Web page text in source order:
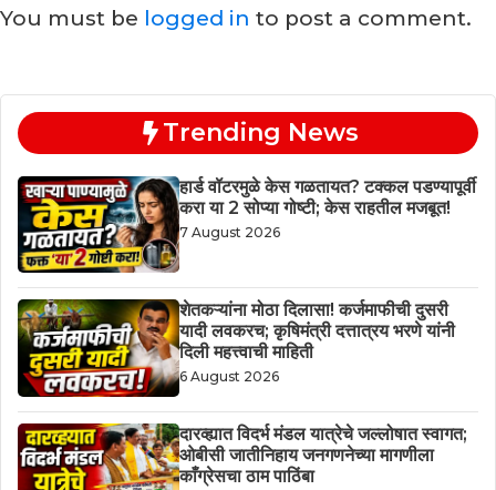
You must be logged in to post a comment.
Trending News
हार्ड वॉटरमुळे केस गळतायत? टक्कल पडण्यापूर्वी
करा या 2 सोप्या गोष्टी; केस राहतील मजबूत!
7 August 2026
शेतकऱ्यांना मोठा दिलासा! कर्जमाफीची दुसरी
यादी लवकरच; कृषिमंत्री दत्तात्रय भरणे यांनी
दिली महत्त्वाची माहिती
6 August 2026
दारव्ह्यात विदर्भ मंडल यात्रेचे जल्लोषात स्वागत;
ओबीसी जातीनिहाय जनगणनेच्या मागणीला
काँग्रेसचा ठाम पाठिंबा